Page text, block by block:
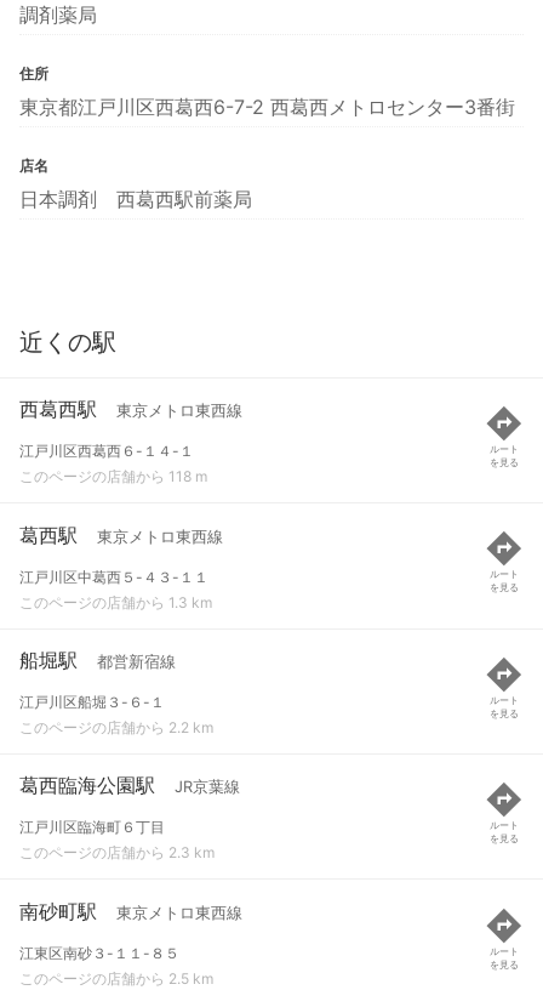
調剤薬局
住所
東京都江戸川区西葛西6-7-2 西葛西メトロセンター3番街
店名
日本調剤 西葛西駅前薬局
近くの駅
西葛西駅 東京メトロ東西線
江戸川区西葛西６-１４-１
このページの店舗から 118 m
ルート
を見る
葛西駅 東京メトロ東西線
江戸川区中葛西５-４３-１１
このページの店舗から 1.3 km
ルート
を見る
船堀駅 都営新宿線
江戸川区船堀３-６-１
このページの店舗から 2.2 km
ルート
を見る
葛西臨海公園駅 JR京葉線
江戸川区臨海町６丁目
このページの店舗から 2.3 km
ルート
を見る
南砂町駅 東京メトロ東西線
江東区南砂３-１１-８５
このページの店舗から 2.5 km
ルート
を見る